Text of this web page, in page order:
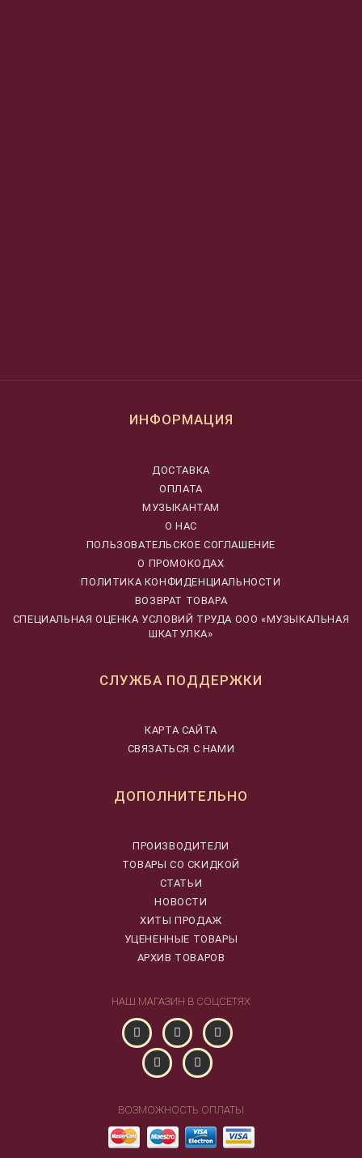
ИНФОРМАЦИЯ
ДОСТАВКА
ОПЛАТА
МУЗЫКАНТАМ
О НАС
ПОЛЬЗОВАТЕЛЬСКОЕ СОГЛАШЕНИЕ
О ПРОМОКОДАХ
ПОЛИТИКА КОНФИДЕНЦИАЛЬНОСТИ
ВОЗВРАТ ТОВАРА
CПЕЦИАЛЬНАЯ ОЦЕНКА УСЛОВИЙ ТРУДА ООО «МУЗЫКАЛЬНАЯ
ШКАТУЛКА»
СЛУЖБА ПОДДЕРЖКИ
КАРТА САЙТА
СВЯЗАТЬСЯ С НАМИ
ДОПОЛНИТЕЛЬНО
ПРОИЗВОДИТЕЛИ
ТОВАРЫ СО СКИДКОЙ
СТАТЬИ
НОВОСТИ
ХИТЫ ПРОДАЖ
УЦЕНЕННЫЕ ТОВАРЫ
АРХИВ ТОВАРОВ
НАШ МАГАЗИН В СОЦСЕТЯХ
ВОЗМОЖНОСТЬ ОПЛАТЫ